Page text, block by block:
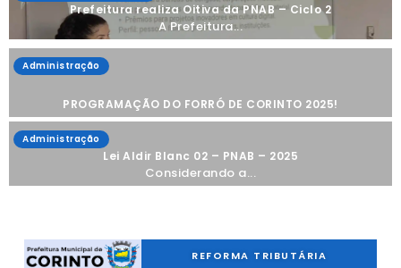
Prefeitura realiza Oitiva da PNAB – Ciclo 2
A Prefeitura...
Administração
PROGRAMAÇÃO DO FORRÓ DE CORINTO 2025!
Administração
Lei Aldir Blanc 02 – PNAB – 2025
Considerando a...
REFORMA TRIBUTÁRIA